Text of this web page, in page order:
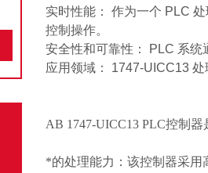
实时性能： 作为一个 PLC
控制操作。
安全性和可靠性： PLC 系统
应用领域： 1747-UICC13
AB 1747-UICC13 PLC控制
*的处理能力：该控制器采用